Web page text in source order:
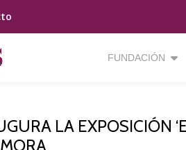
FUNDACIÓN
LA EXPOSICIÓN